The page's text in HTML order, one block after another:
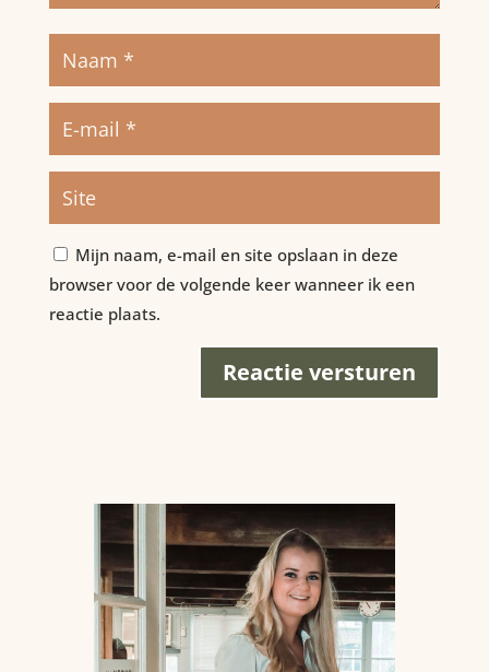
Mijn naam, e-mail en site opslaan in deze
browser voor de volgende keer wanneer ik een
reactie plaats.
Reactie versturen